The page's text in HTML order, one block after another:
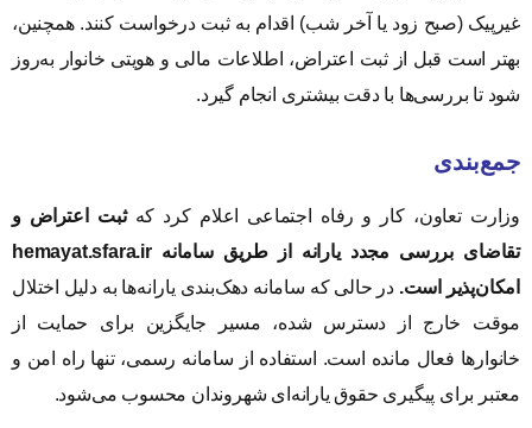
غیرپیک (صبح زود یا آخر شب) اقدام به ثبت درخواست کنند. همچنین،
بهتر است قبل از ثبت اعتراض، اطلاعات مالی و هویتی خانوار به‌روز
شود تا بررسی‌ها با دقت بیشتری انجام گیرد.
جمع‌بندی
وزارت تعاون، کار و رفاه اجتماعی اعلام کرد کهثبت اعتراض و
تقاضای بررسی مجدد یارانه از طریق سامانه hemayat.sfara.ir
امکان‌پذیر است. در حالی که سامانه دهک‌بندی یارانه‌ها به دلیل اختلال
موقت خارج از دسترس شده، مسیر جایگزین برای حمایت از
خانوارها فعال مانده است. استفاده از سامانه رسمی، تنها راه امن و
معتبر برای پیگیری حقوق یارانه‌ای شهروندان محسوب می‌شود.